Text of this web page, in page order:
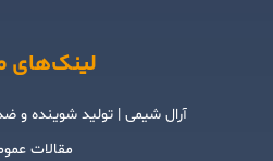
لینک‌های
آرال شیمی | تولید شوینده و
مقالات